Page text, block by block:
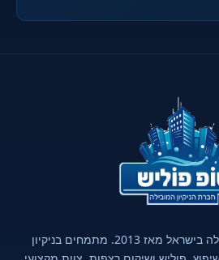
חברת ניקיון ופוליש מובילה בישראל מאז 2013. מתמחים בניקיון